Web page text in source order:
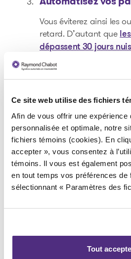
Ce site web utilise des fichiers
Afin de vous offrir une expérience
personnalisée et optimale, notre
fichiers témoins (cookies). En
accepter », vous consentez à
témoins. Il vous est également
en tout temps vos préférences de
sélectionnant « Paramètres des
Tout
Vous éviterez ainsi les
retard. D’autant que
dépassent 30 jours
crédit.
Trouvez un revenu
La pénurie de main-
occasions. Vous
dans un commerce,
ou promener des chiens
Chaque revenu
rapprochera de vos
Effacer ses dettes ne se fait
lendemain. Il ne faut pas viser
Avancer étape par